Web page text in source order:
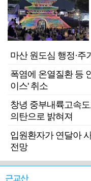
마산 원도심 행정·주
폭염에 온열질환 등
이스' 취소
창녕 중부내륙고속
의탄으로 밝혀져
입원환자가 연달아
전망
근교산